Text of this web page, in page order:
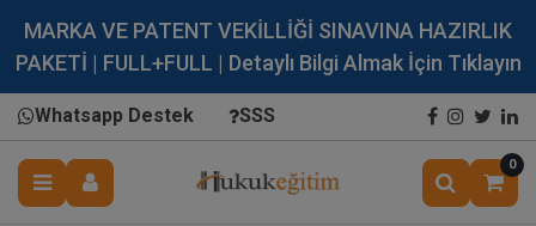
MARKA VE PATENT VEKİLLİĞİ SINAVINA HAZIRLIK
PAKETİ | FULL+FULL | Detaylı Bilgi Almak İçin Tıklayın
Whatsapp Destek SSS
0